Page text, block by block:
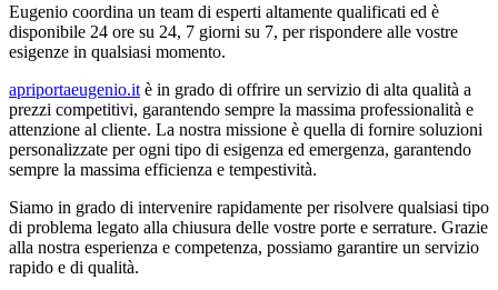
Eugenio coordina un team di esperti altamente qualificati ed è
disponibile 24 ore su 24, 7 giorni su 7, per rispondere alle vostre
esigenze in qualsiasi momento.
apriportaeugenio.it è in grado di offrire un servizio di alta qualità a
prezzi competitivi, garantendo sempre la massima professionalità e
attenzione al cliente. La nostra missione è quella di fornire soluzioni
personalizzate per ogni tipo di esigenza ed emergenza, garantendo
sempre la massima efficienza e tempestività.
Siamo in grado di intervenire rapidamente per risolvere qualsiasi tipo
di problema legato alla chiusura delle vostre porte e serrature. Grazie
alla nostra esperienza e competenza, possiamo garantire un servizio
rapido e di qualità.